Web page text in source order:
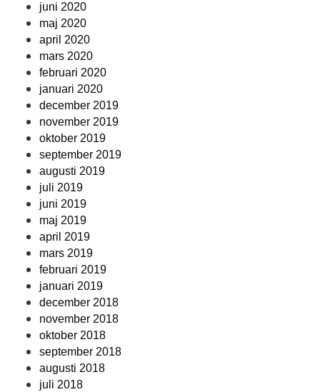
juni 2020
maj 2020
april 2020
mars 2020
februari 2020
januari 2020
december 2019
november 2019
oktober 2019
september 2019
augusti 2019
juli 2019
juni 2019
maj 2019
april 2019
mars 2019
februari 2019
januari 2019
december 2018
november 2018
oktober 2018
september 2018
augusti 2018
juli 2018